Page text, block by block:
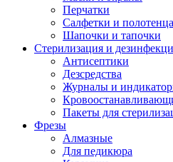
Перчатки
Салфетки и полотенца
Шапочки и тапочки
Стерилизация и
Антисептики
Дезсредства
Журналы и
Пакеты для
Фрезы
Алмазные
Для педикюра